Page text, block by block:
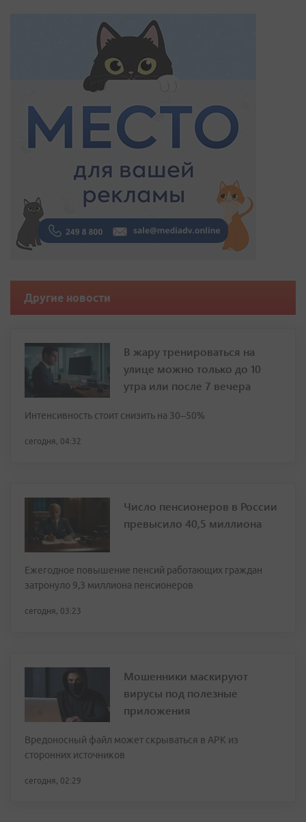
Другие новости
В жару тренироваться на
улице можно только до 10
утра или после 7 вечера
Интенсивность стоит снизить на 30–50%
сегодня, 04:32
Число пенсионеров в России
превысило 40,5 миллиона
Ежегодное повышение пенсий работающих граждан
затронуло 9,3 миллиона пенсионеров
сегодня, 03:23
Мошенники маскируют
вирусы под полезные
приложения
Вредоносный файл может скрываться в APK из
сторонних источников
сегодня, 02:29